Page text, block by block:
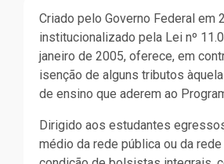
Criado pelo Governo Federal em
institucionalizado pela Lei nº
janeiro de 2005, oferece, em
isenção de alguns tributos
de ensino que aderem ao
Dirigido aos estudantes
médio da rede pública ou da